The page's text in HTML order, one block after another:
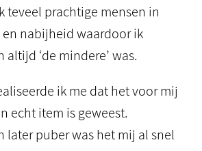
teveel prachtige mensen in
nabijheid waardoor ik
‘de mindere’ was.
ik me dat het voor mij
echt item is geweest.
later puber was het mij al snel